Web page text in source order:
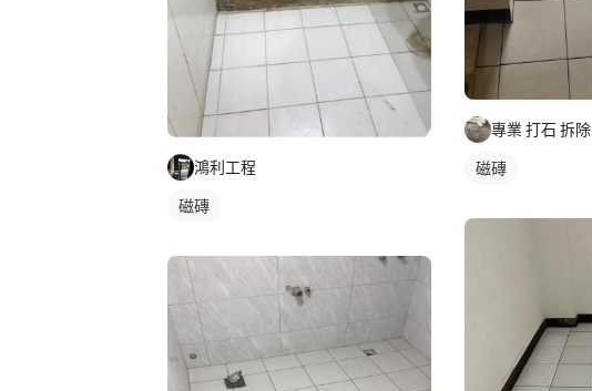
鴻利工程
磁磚
專業 打石 拆除
磁磚